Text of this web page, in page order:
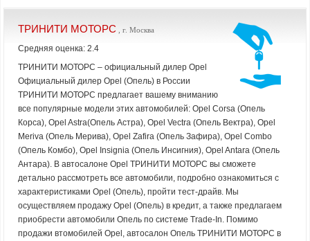
ТРИНИТИ МОТОРС , г. Москва
Средняя оценка: 2.4
ТРИНИТИ МОТОРС – официальный дилер Opel
Официальный дилер Opel (Опель) в России
ТРИНИТИ МОТОРС предлагает вашему вниманию
все популярные модели этих автомобилей: Opel Corsa (Опель
Корса), Opel Astra(Опель Астра), Opel Vectra (Опель Вектра), Opel
Meriva (Опель Мерива), Opel Zafira (Опель Зафира), Opel Combo
(Опель Комбо), Opel Insignia (Опель Инсигния), Opel Antara (Опель
Антара). В автосалоне Opel ТРИНИТИ МОТОРС вы сможете
детально рассмотреть все автомобили, подробно ознакомиться с
характеристиками Opel (Опель), пройти тест-драйв. Мы
осуществляем продажу Opel (Опель) в кредит, а также предлагаем
приобрести автомобили Опель по системе Trade-In. Помимо
продажи втомобилей Opel, автосалон Опель ТРИНИТИ МОТОРС в